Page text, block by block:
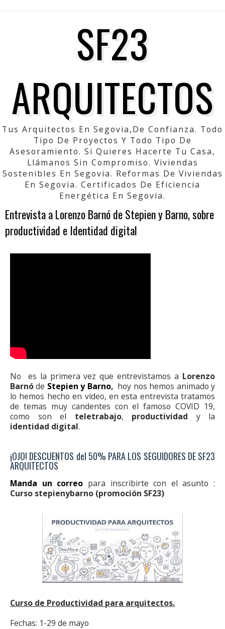
SF23
ARQUITECTOS
Tus Arquitectos En Segovia,de Confianza. Todo
Tipo De Proyectos Y Todo Tipo De
Asesoramiento. Si Quieres Hacerte Tu Casa,
Llámanos Sin Compromiso. Viviendas
Sostenibles En Segovia. Reformas De Viviendas
En Segovia. Certificados De Eficiencia
Energética En Segovia.
Entrevista a Lorenzo Barnó de Stepien y Barno, sobre
productividad e Identidad digital
No es la primera vez que entrevistamos a Lorenzo
Barnóde Stepien y Barno, hoy nos hemos animado y
lo hemos hecho en vídeo, en esta entrevista tratamos
de temas muy candentes con el famoso COVID 19,
como son el teletrabajo, productividad y la
identidad digital.
¡OJO! DESCUENTOS del 50% PARA LOS SEGUIDORES DE SF23
ARQUITECTOS
Manda un correo para inscribirte con el asunto :
Curso stepienybarno (promoción SF23)
Curso de Productividad para arquitectos.
Fechas: 1-29 de mayo